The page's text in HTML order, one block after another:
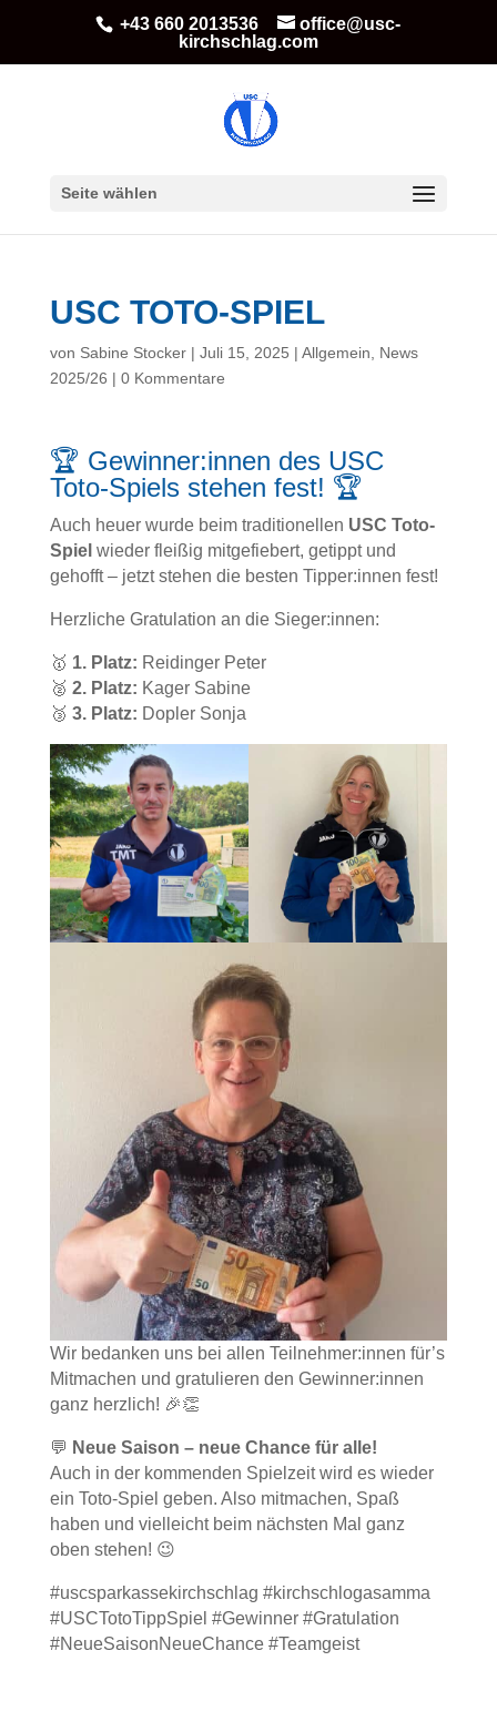
+43 660 2013536
office@usc-
kirchschlag.com
Seite wählen
USC TOTO-SPIEL
von Sabine Stocker| Juli 15, 2025 | Allgemein
News
2025/26 | 0 Kommentare
🏆 Gewinner:innen des USC
Toto-Spiels stehen fest! 🏆
Auch heuer wurde beim traditionellen USC Toto-
Spiel wieder fleißig mitgefiebert, getippt und
gehofft – jetzt stehen die besten Tipper:innen fest!
Herzliche Gratulation an die Sieger:innen:
🥇 1. Platz: Reidinger Peter
🥈 2. Platz: Kager Sabine
🥉 3. Platz: Dopler Sonja
Wir bedanken uns bei allen Teilnehmer:innen für’s
Mitmachen und gratulieren den Gewinner:innen
ganz herzlich! 🎉👏
💬 Neue Saison – neue Chance für alle!
Auch in der kommenden Spielzeit wird es wieder
ein Toto-Spiel geben. Also mitmachen, Spaß
haben und vielleicht beim nächsten Mal ganz
oben stehen! 😉
#uscsparkassekirchschlag #kirchschlogasamma
#USCTotoTippSpiel #Gewinner #Gratulation
#NeueSaisonNeueChance #Teamgeist